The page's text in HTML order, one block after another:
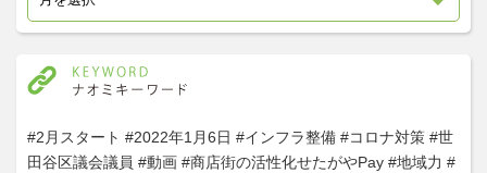
#2月スタート #2022年1月6日 #インフラ整備 #コロナ対策 #世
田谷区議会議員 #動画 #商店街の活性化せたがやPay #地域力 #